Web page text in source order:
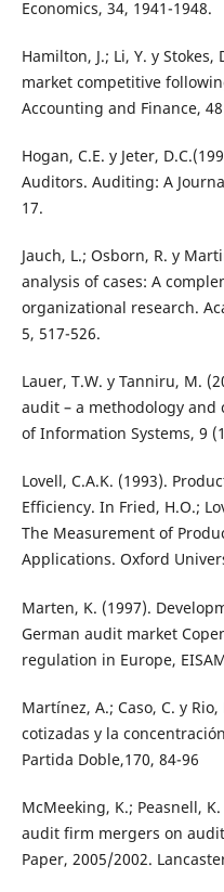
Economics, 34, 1941-1948.
Hamilton, J.; Li, Y. y
market competitive
Accounting and Finance,
Hogan, C.E. y Jeter,
Auditors. Auditing: A
17.
Jauch, L.; Osborn, R. y
analysis of cases: A
organizational research.
5, 517-526.
Lauer, T.W. y Tanniru, M.
audit – a methodology and
of Information Systems, 9
Lovell, C.A.K. (1993).
Efficiency. In Fried, H.O.;
The Measurement of
Applications. Oxford
Marten, K. (1997).
German audit market
regulation in Europe,
Martínez, A.; Caso, C. y
cotizadas y la
Partida Doble,170, 84-96
McMeeking, K.; Peasnell,
audit firm mergers on
Paper, 2005/2002.